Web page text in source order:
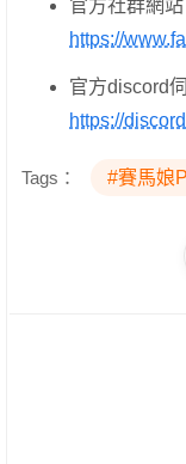
官方社群網站
https://
官方discord
https://
Tags： #賽馬娘